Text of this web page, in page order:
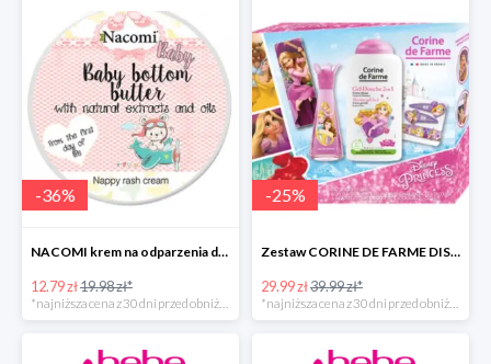
-36%
NACOMI krem na odparzenia dla dzieci
12.79 zł19.98 zł*
-25%
Zestaw CORINE DE FARME DISNEY PRINCESS
29.99 zł39.99 zł*